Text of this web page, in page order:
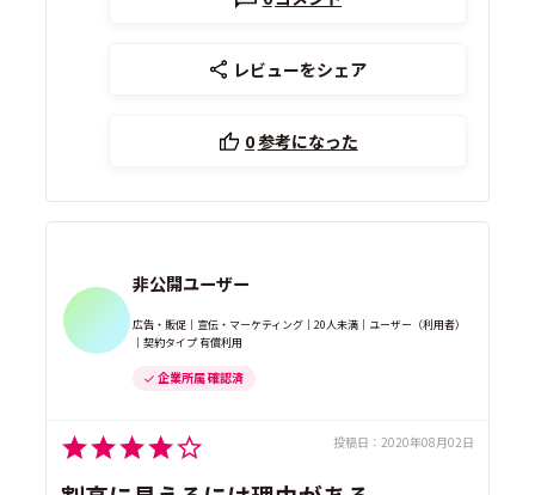
レビューをシェア
0参考になった
非公開ユーザー
広告・販促｜宣伝・マーケティング｜20人未満｜ユーザー（利用者）
｜契約タイプ 有償利用
企業所属 確認済
投稿日： 2020年08月02日